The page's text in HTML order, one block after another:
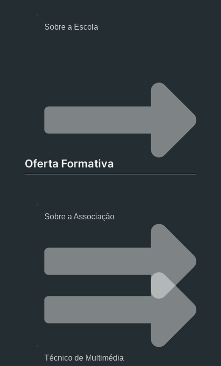
Sobre a Escola
Sobre a Associação
Oferta Formativa
Técnico de Multimédia